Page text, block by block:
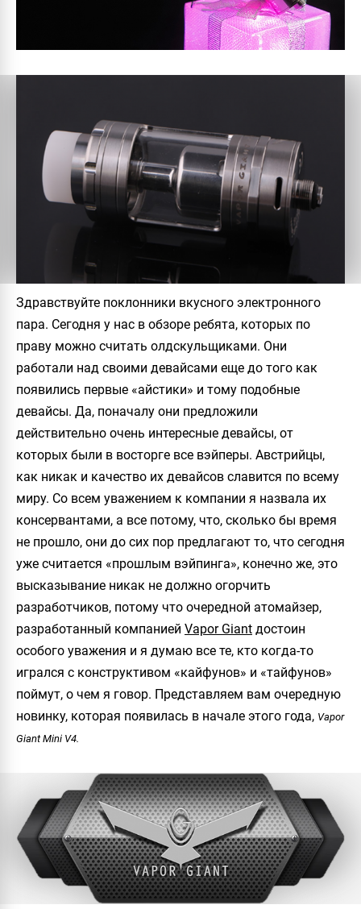
Здравствуйте поклонники вкусного электронного
пара. Сегодня у нас в обзоре ребята, которых по
праву можно считать олдскульщиками. Они
работали над своими девайсами еще до того как
появились первые «айстики» и тому подобные
девайсы. Да, поначалу они предложили
действительно очень интересные девайсы, от
которых были в восторге все вэйперы. Австрийцы,
как никак и качество их девайсов славится по всему
миру. Со всем уважением к компании я назвала их
консервантами, а все потому, что, сколько бы время
не прошло, они до сих пор предлагают то, что сегодня
уже считается «прошлым вэйпинга», конечно же, это
высказывание никак не должно огорчить
разработчиков, потому что очередной атомайзер,
разработанный компанией Vapor Giant достоин
особого уважения и я думаю все те, кто когда-то
игрался с конструктивом «кайфунов» и «тайфунов»
поймут, о чем я говор. Представляем вам очередную
новинку, которая появилась в начале этого года, Vapor
Giant Mini V4.